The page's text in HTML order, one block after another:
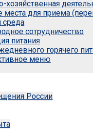
хозяйственная
места для приема
среда
сотрудничество
питания
горячего
меню
России